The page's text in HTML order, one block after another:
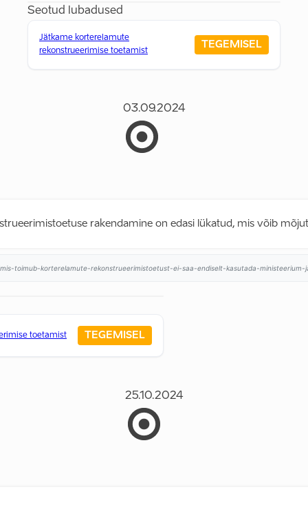
Seotud lubadused
Jätkame korterelamute
rekonstrueerimise toetamist
TEGEMISEL
03.09.2024
rakendamine on edasi lükatud, mis võib
toimub-korterelamute-rekonstrueerimistoetust-ei-saa-endiselt-kasutada-ministeerium-
toetamist TEGEMISEL
25.10.2024